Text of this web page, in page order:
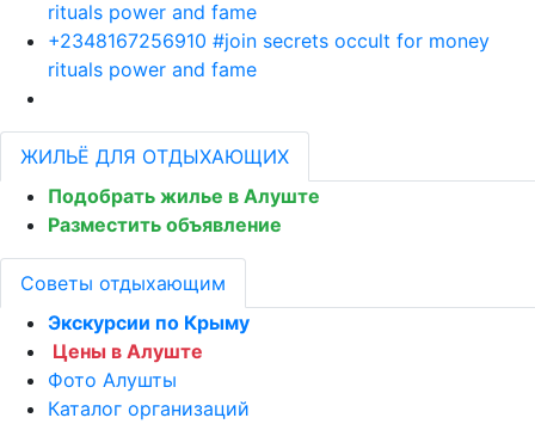
rituals power and fame
+2348167256910 #join secrets occult for money
rituals power and fame
ЖИЛЬЁ ДЛЯ ОТДЫХАЮЩИХ
Подобрать жилье в Алуште
Разместить объявление
Советы отдыхающим
Экскурсии по Крыму
Цены в Алуште
Фото Алушты
Каталог организаций